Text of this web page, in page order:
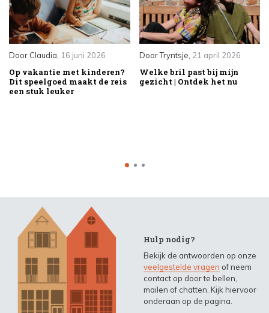
Door Claudia 16 juni 2026
Op vakantie met kinderen?
Dit speelgoed maakt de reis
een stuk leuker
DoorTryntsje 21 april 2026
Welke bril past bij mijn
gezicht | Ontdek het nu
Hulp nodig?
Bekijk de antwoorden op onze
veelgestelde vragen of neem
contact op door te bellen,
mailen of chatten. Kijk hiervoor
onderaan op de pagina.